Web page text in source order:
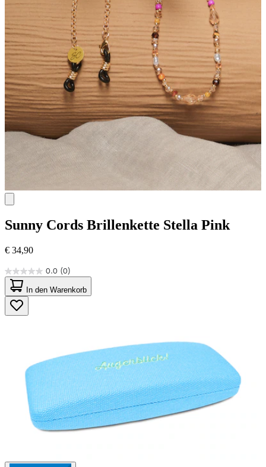
Sunny Cords Brillenkette Stella Pink
€ 34,90
0.0 (0)
0.0
von
5
Sternen.
In den Warenkorb